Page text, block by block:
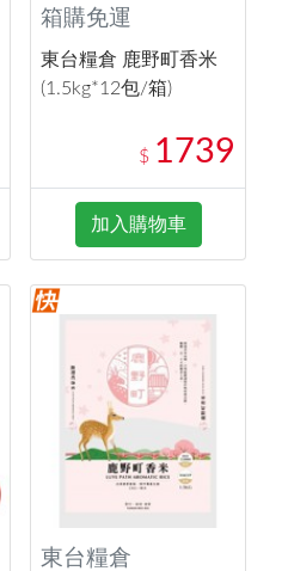
箱購免運
東台糧倉 鹿野町香米
(1.5kg*12包/箱)
$ 1739
加入購物車
東台糧倉